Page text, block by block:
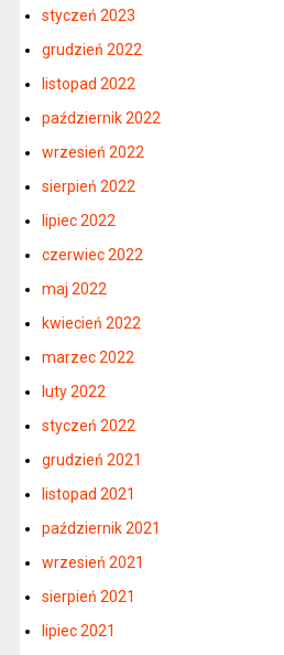
styczeń 2023
grudzień 2022
listopad 2022
październik 2022
wrzesień 2022
sierpień 2022
lipiec 2022
czerwiec 2022
maj 2022
kwiecień 2022
marzec 2022
luty 2022
styczeń 2022
grudzień 2021
listopad 2021
październik 2021
wrzesień 2021
sierpień 2021
lipiec 2021